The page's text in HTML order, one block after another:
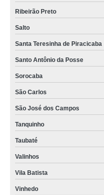
Ribeirão Preto
Salto
Santa Teresinha de Piracicaba
Santo Antônio da Posse
Sorocaba
São Carlos
São José dos Campos
Tanquinho
Taubaté
Valinhos
Vila Batista
Vinhedo